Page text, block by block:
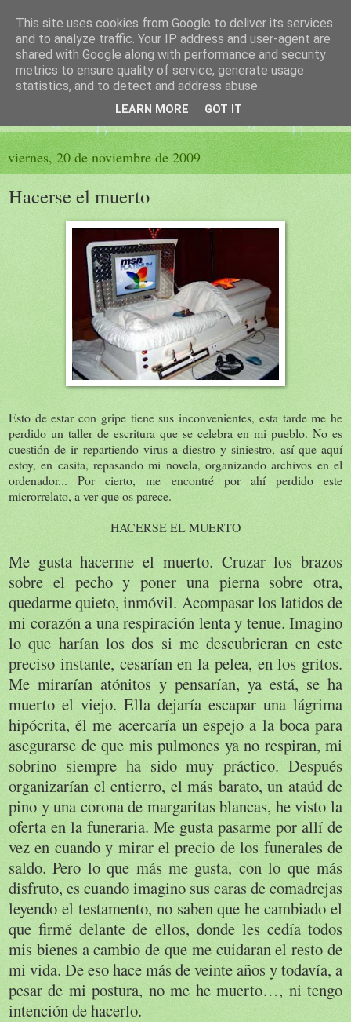
El sueño de las palabras
PÁGINA LITERARIA DE FELISA MORENO
viernes, 20 de noviembre de 2009
Hacerse el muerto
Esto de estar con gripe tiene sus inconvenientes, esta tarde me he
perdido un taller de escritura que se celebra en mi pueblo. No es
cuestión de ir repartiendo virus a diestro y siniestro, así que aquí
estoy, en casita, repasando mi novela, organizando archivos en el
ordenador... Por cierto, me encontré por ahí perdido este
microrrelato, a ver que os parece.
HACERSE EL MUERTO
Me gusta hacerme el muerto. Cruzar los brazos
sobre el pecho y poner una pierna sobre otra,
quedarme quieto, inmóvil. Acompasar los latidos de
mi corazón a una respiración lenta y tenue. Imagino
lo que harían los dos si me descubrieran en este
preciso instante, cesarían en la pelea, en los gritos.
Me mirarían atónitos y pensarían, ya está, se ha
muerto el viejo. Ella dejaría escapar una lágrima
hipócrita, él me acercaría un espejo a la boca para
asegurarse de que mis pulmones ya no respiran, mi
sobrino siempre ha sido muy práctico. Después
organizarían el entierro, el más barato, un ataúd de
pino y una corona de margaritas blancas, he visto la
oferta en la funeraria. Me gusta pasarme por allí de
vez en cuando y mirar el precio de los funerales de
saldo. Pero lo que más me gusta, con lo que más
disfruto, es cuando imagino sus caras de comadrejas
leyendo el testamento, no saben que he cambiado el
que firmé delante de ellos, donde les cedía todos
mis bienes a cambio de que me cuidaran el resto de
mi vida. De eso hace más de veinte años y todavía, a
pesar de mi postura, no me he muerto…, ni tengo
intención de hacerlo.
This site uses cookies from Google to deliver its services
and to analyze traffic. Your IP address and user-agent are
shared with Google along with performance and security
metrics to ensure quality of service, generate usage
statistics, and to detect and address abuse.
LEARN MORE GOT IT